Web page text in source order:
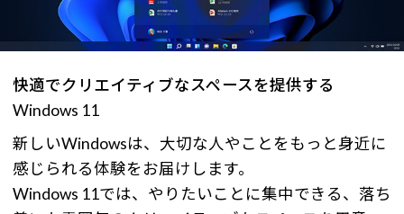
快適でクリエイティブなスペースを提供する
Windows 11
新しいWindowsは、大切な人やことをもっと身近に
感じられる体験をお届けします。
Windows 11では、やりたいことに集中できる、落ち